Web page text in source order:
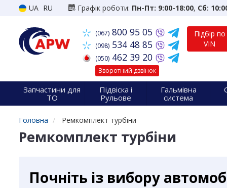
UA RU Графік роботи: Пн-Пт: 9:00-18:00, Сб:
(067)800 95 05
(098)534 48 85
(050)462 39 20
Зворотний дзвінок
Підбір по
VIN
Запчастини для
ТО
Підвіска і
Рульове
Гальмівна
система
Головна Ремкомплект турбіни
Ремкомплект турбіни
Почніть із вибору